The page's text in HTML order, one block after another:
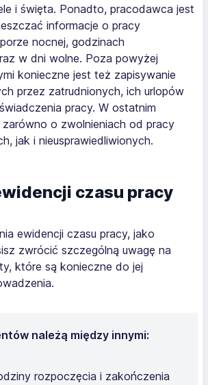
i święta. Ponadto, pracodawca jest
informacje o pracy
nocnej, godzinach
w dni wolne. Poza powyżej
konieczne jest też zapisywanie
przez zatrudnionych, ich urlopów
pracy. W ostatnim
o zwolnieniach od pracy
jak i nieusprawiedliwionych.
czasu pracy
ewidencji czasu pracy, jako
zwrócić szczególną uwagę na
które są konieczne do jej
należą między innymi:
rozpoczęcia i zakończenia